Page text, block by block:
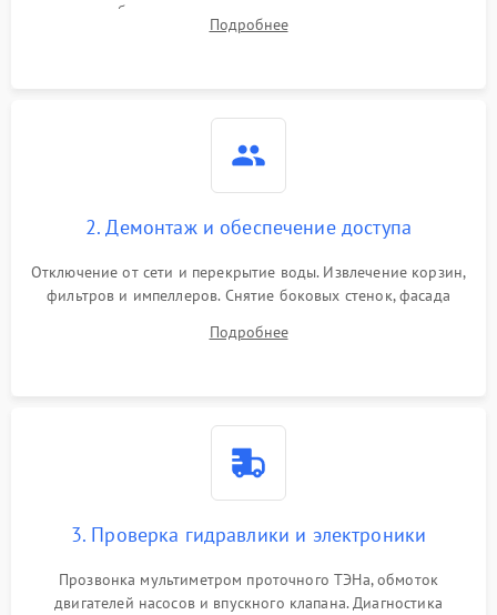
жалоб на отсутствие слива, нагрева, вращения
разбрызгивателей или срабатывание системы защиты
Подробнее
2. Демонтаж и обеспечение доступа
Отключение от сети и перекрытие воды. Извлечение корзин,
фильтров и импеллеров. Снятие боковых стенок, фасада
циркуляционному насосу, ТЭНу и сливной помпе.
Подробнее
3. Проверка гидравлики и электроники
Прозвонка мультиметром проточного ТЭНа, обмоток
двигателей насосов и впускного клапана. Диагностика